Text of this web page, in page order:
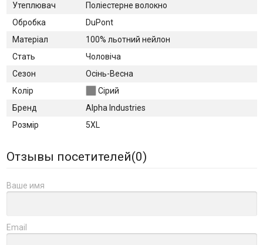
Утеплювач
Поліестерне волокно
Обробка
DuPont
Матеріал
100% льотний нейлон
Стать
Чоловіча
Сезон
Осінь-Весна
Колір
Сірий
Бренд
Alpha Industries
Розмір
5XL
Отзывы посетителей(0)
Ваше имя
Email